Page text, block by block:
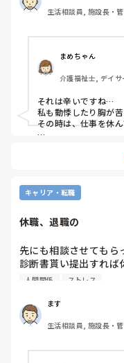
生活相談員, 施設長・
まめちゃん
介護福祉士, デイサ
それは辛いですね…
私も動悸したり胸が
その時は、仕事を休
くれぐれも無理なさら
キャリア・転職
休職、退職の
先にも相談させてもら
診断書貰い提出すれば
今すぐにでも。
人間関係 ストレス
ます
生活相談員, 施設長・